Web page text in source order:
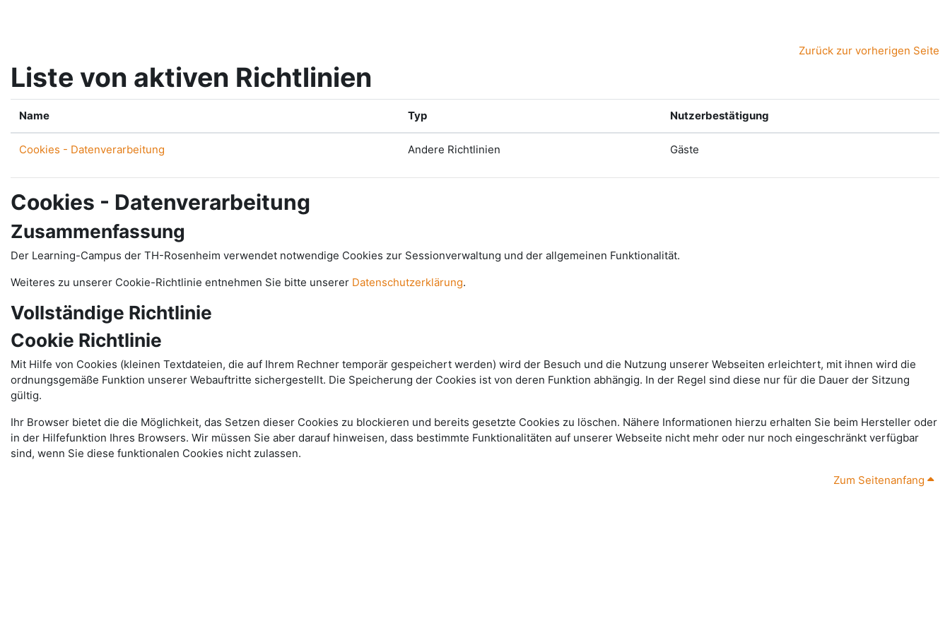
Zurück zur vorherigen Seite
Liste von aktiven Richtlinien
Name Typ Nutzerbestätigung
Cookies - Datenverarbeitung Andere Richtlinien Gäste
Cookies - Datenverarbeitung
Zusammenfassung
Der Learning-Campus der TH-Rosenheim verwendet notwendige Cookies zur Sessionverwaltung und der allgemeinen Funktionalität.
Weiteres zu unserer Cookie-Richtlinie entnehmen Sie bitte unserer Datenschutzerklärung.
Vollständige Richtlinie
Cookie Richtlinie
Mit Hilfe von Cookies (kleinen Textdateien, die auf Ihrem Rechner temporär gespeichert werden) wird der Besuch und die Nutzung unserer Webseiten erleichtert, mit ihnen wird die
ordnungsgemäße Funktion unserer Webauftritte sichergestellt. Die Speicherung der Cookies ist von deren Funktion abhängig. In der Regel sind diese nur für die Dauer der Sitzung
gültig.
Ihr Browser bietet die die Möglichkeit, das Setzen dieser Cookies zu blockieren und bereits gesetzte Cookies zu löschen. Nähere Informationen hierzu erhalten Sie beim Hersteller oder
in der Hilfefunktion Ihres Browsers. Wir müssen Sie aber darauf hinweisen, dass bestimmte Funktionalitäten auf unserer Webseite nicht mehr oder nur noch eingeschränkt verfügbar
sind, wenn Sie diese funktionalen Cookies nicht zulassen.
Zum Seitenanfang